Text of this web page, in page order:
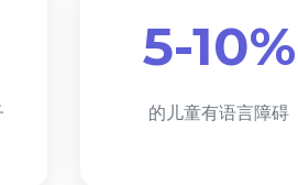
5-10%
的儿童有语言障碍